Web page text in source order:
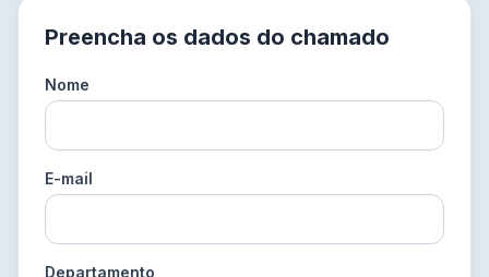
Preencha os dados do chamado
Nome
E-mail
Departamento